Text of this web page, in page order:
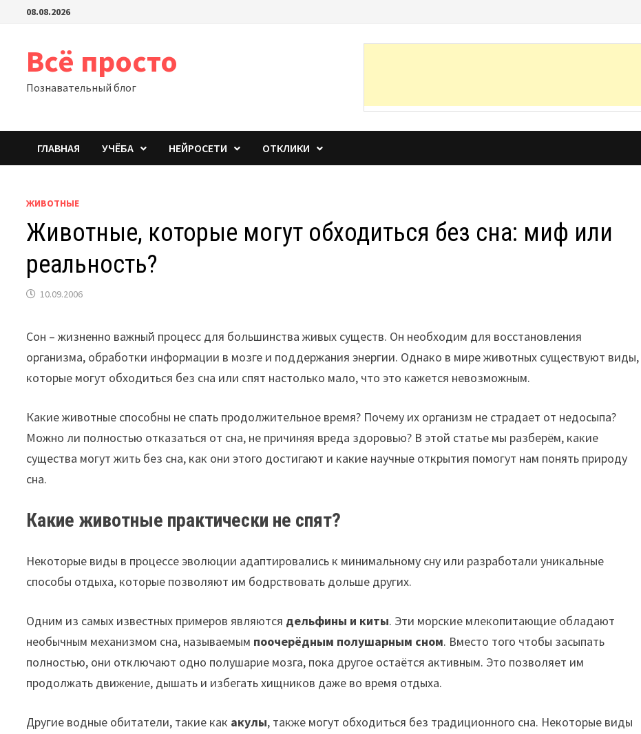
Перейти08.08.2026
Всё просто
Познавательный блог
ГЛАВНАЯ УЧЁБА НЕЙРОСЕТИ ОТКЛИКИ
ЖИВОТНЫЕ
Животные, которые могут обходиться без сна: миф или
реальность?
10.09.2006
Сон – жизненно важный процесс для большинства живых существ. Он необходим для восстановления
организма, обработки информации в мозге и поддержания энергии. Однако в мире животных существуют виды,
которые могут обходиться без сна или спят настолько мало, что это кажется невозможным.
Какие животные способны не спать продолжительное время? Почему их организм не страдает от недосыпа?
Можно ли полностью отказаться от сна, не причиняя вреда здоровью? В этой статье мы разберём, какие
существа могут жить без сна, как они этого достигают и какие научные открытия помогут нам понять природу
сна.
Какие животные практически не спят?
Некоторые виды в процессе эволюции адаптировались к минимальному сну или разработали уникальные
способы отдыха, которые позволяют им бодрствовать дольше других.
Одним из самых известных примеров являются дельфины и киты. Эти морские млекопитающие обладают
необычным механизмом сна, называемым поочерёдным полушарным сном. Вместо того чтобы засыпать
полностью, они отключают одно полушарие мозга, пока другое остаётся активным. Это позволяет им
продолжать движение, дышать и избегать хищников даже во время отдыха.
Другие водные обитатели, такие как акулы, также могут обходиться без традиционного сна. Некоторые виды